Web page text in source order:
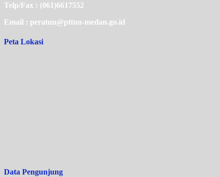
Telp/Fax : (061)6617552
Email : peratun@pttun-medan.go.id
Peta Lokasi
Data Pengunjung